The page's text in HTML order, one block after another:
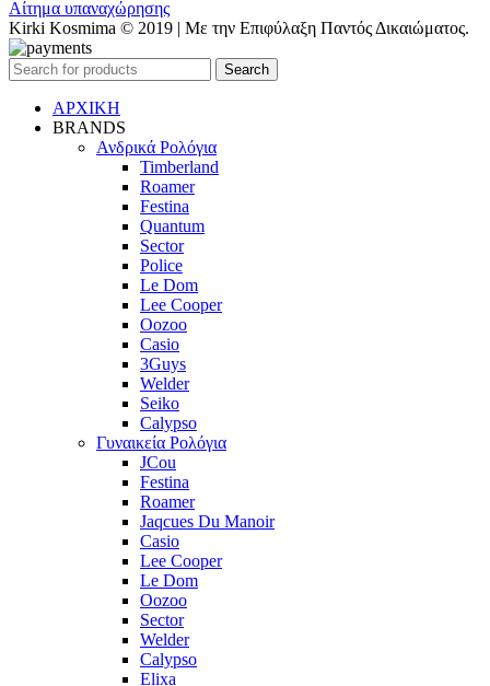
Αίτημα υπαναχώρησης
Kirki Kosmima © 2019 | Με την Επιφύλαξη Παντός Δικαιώματος.
Search
ΑΡΧΙΚΗ
BRANDS
Ανδρικά Ρολόγια
Timberland
Roamer
Festina
Quantum
Sector
Police
Le Dom
Lee Cooper
Oozoo
Casio
3Guys
Welder
Seiko
Calypso
Γυναικεία Ρολόγια
JCou
Festina
Roamer
Jaqcues Du Manoir
Casio
Lee Cooper
Le Dom
Oozoo
Sector
Welder
Calypso
Elixa